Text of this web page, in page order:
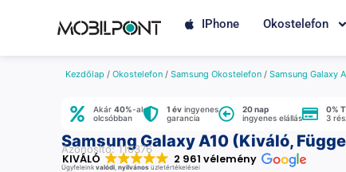
IPhone Okostelefon
Kezdőlap / Okostelefon / Samsung Okostelefon / Samsung Galaxy
Akár 40%-al
olcsóbban
1 év ingyenes
garancia
20 nap
ingyenes elállás
0%
3
Samsung Galaxy A10 (Kiváló,
Azonosító: 110376
KIVÁLÓ 2 961 vélemény
Ügyfeleink valódi, nyilvános üzletértékelései